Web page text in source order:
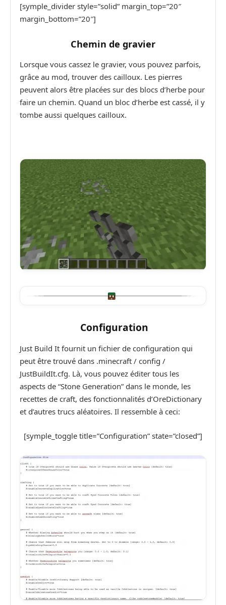
[symple_divider style=”solid” margin_top=”20″
margin_bottom=”20″]
Chemin de gravier
Lorsque vous cassez le gravier, vous pouvez parfois,
grâce au mod, trouver des cailloux. Les pierres
peuvent alors être placées sur des blocs d’herbe pour
faire un chemin. Quand un bloc d’herbe est cassé, il y
tombe aussi quelques cailloux.
Configuration
Just Build It fournit un fichier de configuration qui
peut être trouvé dans .minecraft / config /
JustBuildIt.cfg. Là, vous pouvez éditer tous les
aspects de “Stone Generation” dans le monde, les
recettes de craft, des fonctionnalités d’OreDictionary
et d’autres trucs aléatoires. Il ressemble à ceci:
[symple_toggle title=”Configuration” state=”closed”]